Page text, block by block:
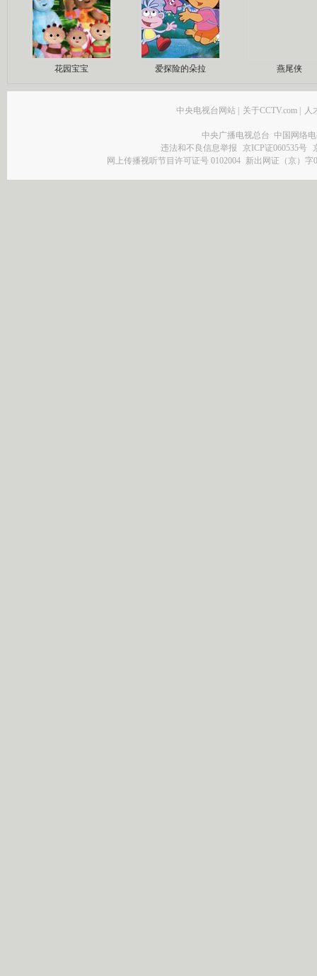
花园宝宝 爱探险的朵拉 燕尾侠
中央电视台网站 关于CCTV.com 人
中央广播电视总台 中国网络
违法和不良信息举报
京ICP证060535号
网上传播视听节目许可证号 0102004 新出网证（京）